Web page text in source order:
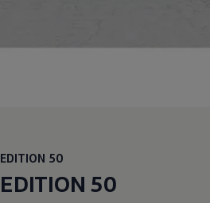
Digitale Extras
EDITION 50
EDITION 50